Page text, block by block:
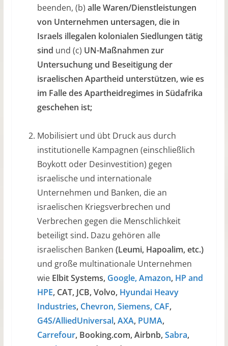
beenden, (b) alle Waren/Dienstleistungen
von Unternehmen untersagen, die in
Israels illegalen kolonialen Siedlungen tätig
sind und (c) UN-Maßnahmen zur
Untersuchung und Beseitigung der
israelischen Apartheid unterstützen, wie es
im Falle des Apartheidregimes in Südafrika
geschehen ist;
Mobilisiert und übt Druck aus durch
institutionelle Kampagnen (einschließlich
Boykott oder Desinvestition) gegen
israelische und internationale
Unternehmen und Banken, die an
israelischen Kriegsverbrechen und
Verbrechen gegen die Menschlichkeit
beteiligt sind. Dazu gehören alle
israelischen Banken (Leumi, Hapoalim, etc.)
und große multinationale Unternehmen
wieElbit Systems, Google, Amazon, HP and
HPE, CAT, JCB, Volvo, Hyundai Heavy
Industries, Chevron, Siemens, CAF,
G4S/AlliedUniversal,AXA, PUMA,
Carrefour, Booking.com, Airbnb,Sabra,